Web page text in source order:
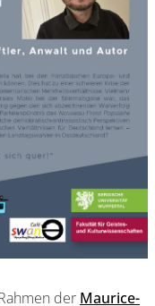
der Maurice-